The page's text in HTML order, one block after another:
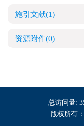
施引文献(1)
资源附件(0)
总访问量:
版权所有